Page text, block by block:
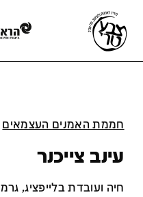
חממת האמנים העצמאים
עינב צייכנר‬‎
חיה ועובדת בלייפציג,